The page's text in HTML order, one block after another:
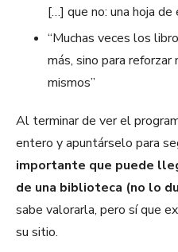
[…] que no: una hoja de
“Muchas veces los
más, sino para
mismos”
Al terminar de ver el
entero y apuntárselo para
importante que puede
de una biblioteca (no lo
sabe valorarla, pero sí que
su sitio.